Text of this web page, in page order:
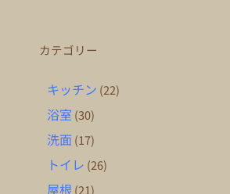
カテゴリー
キッチン (22)
浴室 (30)
洗面 (17)
トイレ (26)
屋根 (21)